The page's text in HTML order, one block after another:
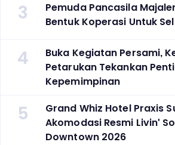
3
Pemuda Pancasila
Bentuk Koperasi Untuk
4
Buka Kegiatan Persami,
Petarukan Tekankan
Kepemimpinan
5
Grand Whiz Hotel Praxis
Akomodasi Resmi Livin'
Downtown 2026